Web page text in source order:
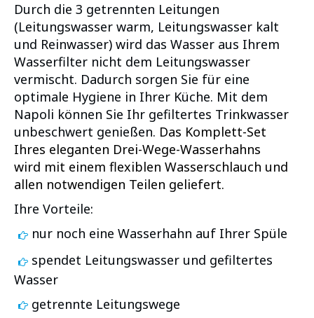
Durch die 3 getrennten Leitungen
(Leitungswasser warm, Leitungswasser kalt
und Reinwasser) wird das Wasser aus Ihrem
Wasserfilter nicht dem Leitungswasser
vermischt. Dadurch sorgen Sie für eine
optimale Hygiene in Ihrer Küche. Mit dem
Napoli können Sie Ihr gefiltertes Trinkwasser
unbeschwert genießen. Das Komplett-Set
Ihres eleganten Drei-Wege-Wasserhahns
wird mit einem flexiblen Wasserschlauch und
allen notwendigen Teilen geliefert.
Ihre Vorteile:
nur noch eine Wasserhahn auf Ihrer Spüle
spendet Leitungswasser und gefiltertes
Wasser
getrennte Leitungswege